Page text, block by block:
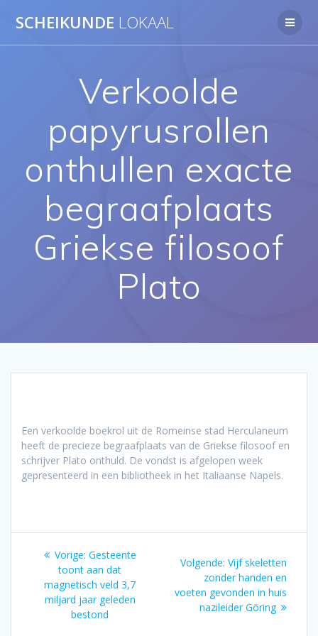
naar
SCHEIKUNDE LOKAAL
Verkoolde
papyrusrollen
onthullen exacte
begraafplaats
Griekse filosoof
Plato
Een verkoolde boekrol uit de Romeinse stad Herculaneum
heeft de precieze begraafplaats van de Griekse filosoof en
schrijver Plato onthuld. De vondst is afgelopen week
gepresenteerd in een bibliotheek in het Italiaanse Napels.
Bericht
navigatie
Vorige: Vorig
bericht:
Gesteente
toont aan dat
magnetisch veld 3,7
miljard jaar geleden
bestond
Volgende: Volgend
bericht:
Vijf skeletten
zonder handen en
voeten gevonden in huis
nazileider Göring